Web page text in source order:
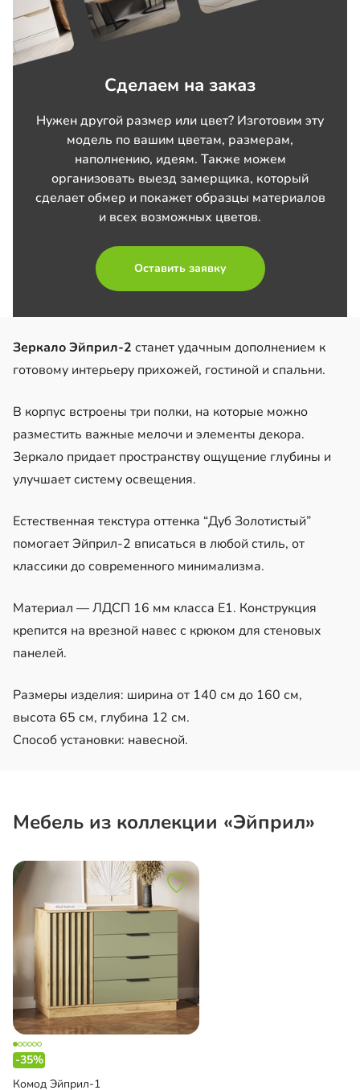
Сделаем на заказ
Нужен другой размер или цвет? Изготовим эту
модель по вашим цветам, размерам,
наполнению, идеям. Также можем
организовать выезд замерщика, который
сделает обмер и покажет образцы материалов
и всех возможных цветов.
Оставить заявку
Зеркало Эйприл-2 станет удачным дополнением к
готовому интерьеру прихожей, гостиной и спальни.
В корпус встроены три полки, на которые можно
разместить важные мелочи и элементы декора.
Зеркало придает пространству ощущение глубины и
улучшает систему освещения.
Естественная текстура оттенка “Дуб Золотистый”
помогает Эйприл-2 вписаться в любой стиль, от
классики до современного минимализма.
Материал — ЛДСП 16 мм класса Е1. Конструкция
крепится на врезной навес с крюком для стеновых
панелей.
Размеры изделия: ширина от 140 см до 160 см,
высота 65 см, глубина 12 см.
Способ установки: навесной.
Мебель из коллекции «Эйприл»
-35%
Комод Эйприл-1